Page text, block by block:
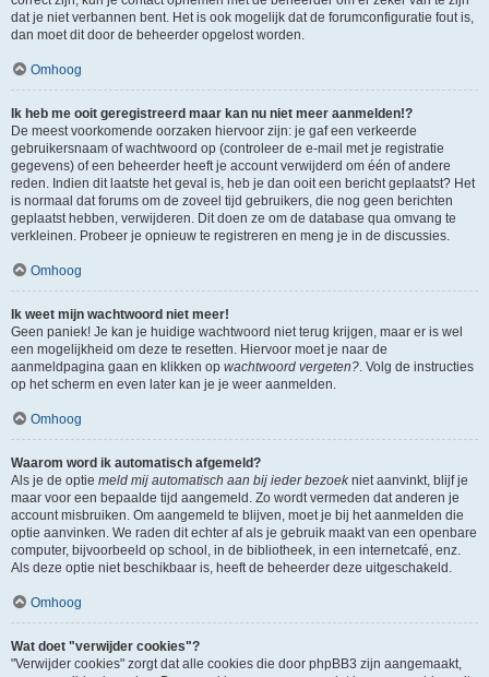
dat je niet verbannen bent. Het is ook mogelijk dat de forumconfiguratie fout is,
dan moet dit door de beheerder opgelost worden.
Omhoog
Ik heb me ooit geregistreerd maar kan nu niet meer aanmelden!?
De meest voorkomende oorzaken hiervoor zijn: je gaf een verkeerde
gebruikersnaam of wachtwoord op (controleer de e-mail met je registratie
gegevens) of een beheerder heeft je account verwijderd om één of andere
reden. Indien dit laatste het geval is, heb je dan ooit een bericht geplaatst? Het
is normaal dat forums om de zoveel tijd gebruikers, die nog geen berichten
geplaatst hebben, verwijderen. Dit doen ze om de database qua omvang te
verkleinen. Probeer je opnieuw te registreren en meng je in de discussies.
Omhoog
Ik weet mijn wachtwoord niet meer!
Geen paniek! Je kan je huidige wachtwoord niet terug krijgen, maar er is wel
een mogelijkheid om deze te resetten. Hiervoor moet je naar de
aanmeldpagina gaan en klikken op wachtwoord vergeten?. Volg de instructies
op het scherm en even later kan je je weer aanmelden.
Omhoog
Waarom word ik automatisch afgemeld?
Als je de optie meld mij automatisch aan bij ieder bezoekniet aanvinkt, blijf je
maar voor een bepaalde tijd aangemeld. Zo wordt vermeden dat anderen je
account misbruiken. Om aangemeld te blijven, moet je bij het aanmelden die
optie aanvinken. We raden dit echter af als je gebruik maakt van een openbare
computer, bijvoorbeeld op school, in de bibliotheek, in een internetcafé, enz.
Als deze optie niet beschikbaar is, heeft de beheerder deze uitgeschakeld.
Omhoog
Wat doet "verwijder cookies"?
"Verwijder cookies" zorgt dat alle cookies die door phpBB3 zijn aangemaakt,